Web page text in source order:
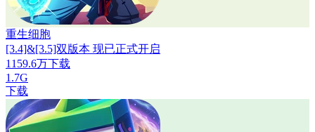
重生细胞
[3.4]&[3.5]双版本 现已正式开启
1159.6万下载
1.7G
下载